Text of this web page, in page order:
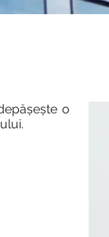
o